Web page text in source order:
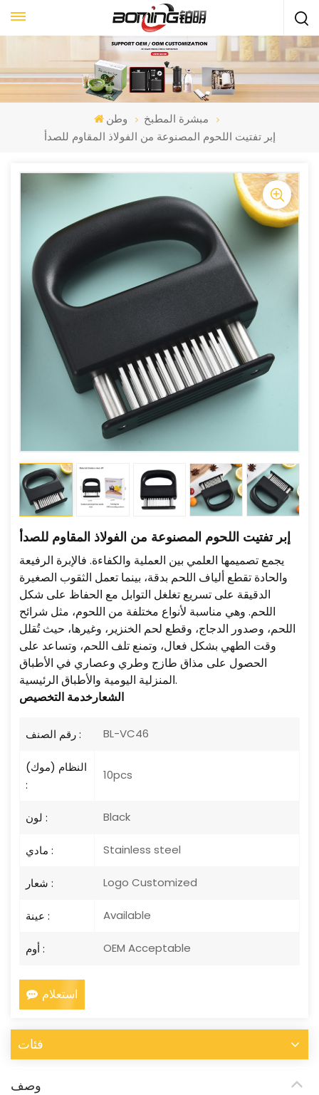
وطن
مبشرة المطبخ
إبر تفتيت اللحوم المصنوعة من الفولاذ المقاوم للصدأ
إبر تفتيت اللحوم المصنوعة من الفولاذ المقاوم للصدأ
يجمع تصميمها العلمي بين العملية والكفاءة. فالإبرة الرفيعة
والحادة تقطع ألياف اللحم بدقة، بينما تعمل الثقوب الصغيرة
الدقيقة على تسريع تغلغل التوابل مع الحفاظ على شكل
اللحم. وهي مناسبة لأنواع مختلفة من اللحوم، مثل شرائح
اللحم، وصدور الدجاج، وقطع لحم الخنزير، وغيرها، حيث تُقلل
وقت الطهي بشكل فعال، وتمنع تلف اللحم، وتساعد على
الحصول على مذاق طازج وطري وعصاري في الأطباق
المنزلية اليومية والأطباق الرئيسية.
الشعارخدمة التخصيص
رقم الصنف : BL-VC46
النظام (موك)
:
10pcs
لون : Black
مادي : Stainless steel
شعار : Logo Customized
عينة : Available
أوم : OEM Acceptable
استعلام
فئات
وصف